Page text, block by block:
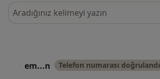
Görüşler içerisinde ara
em...n Telefon numarası doğrulandı